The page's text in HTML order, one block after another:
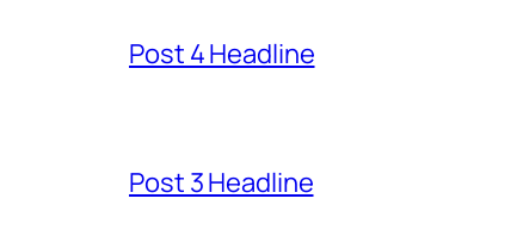
Post 4 Headline
Post 3 Headline